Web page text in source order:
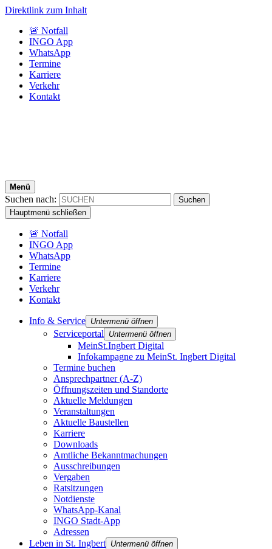
Direktlink zum Inhalt
🚨 Notfall
INGO App
WhatsApp
Termine
Karriere
Verkehr
Kontakt
Menü
Suchen nach:
Hauptmenü schließen
🚨 Notfall
INGO App
WhatsApp
Termine
Karriere
Verkehr
Kontakt
Info & Service Untermenü öffnen
Serviceportal Untermenü öffnen
MeinSt.Ingbert Digital
Infokampagne zu MeinSt. Ingbert Digital
Termine buchen
Ansprechpartner (A-Z)
Öffnungszeiten und Standorte
Aktuelle Meldungen
Veranstaltungen
Aktuelle Baustellen
Karriere
Downloads
Amtliche Bekanntmachungen
Ausschreibungen
Vergaben
Ratsitzungen
Notdienste
WhatsApp-Kanal
INGO Stadt-App
Adressen
Leben in St. Ingbert Untermenü öffnen